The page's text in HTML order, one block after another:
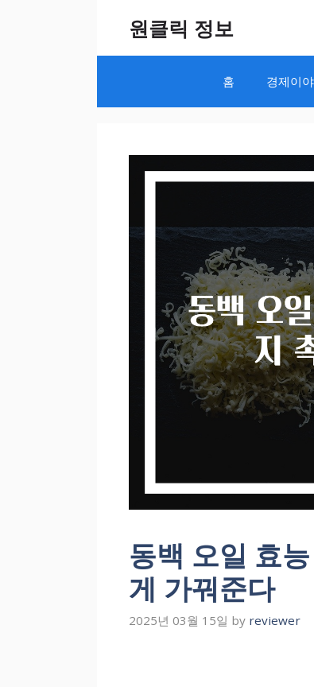
원클릭 정보
홈 경제이
동백 오일 효
게 가꿔준다
2025년 03월 15일 by reviewer